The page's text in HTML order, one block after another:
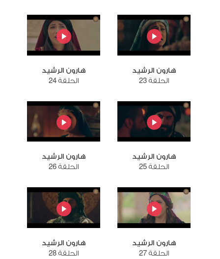
هارون الرشيد
الحلقة 23
هارون الرشيد
الحلقة 24
هارون الرشيد
الحلقة 25
هارون الرشيد
الحلقة 26
هارون الرشيد
الحلقة 27
هارون الرشيد
الحلقة 28